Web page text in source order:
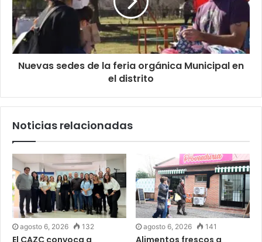
Nuevas sedes de la feria orgánica Municipal en
el distrito
Noticias relacionadas
agosto 6, 2026 132
El CAZC convoca a
agosto 6, 2026 141
Alimentos frescos a